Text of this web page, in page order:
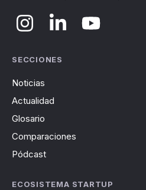
SECCIONES
Noticias
Actualidad
Glosario
Comparaciones
Pódcast
ECOSISTEMA STARTUP